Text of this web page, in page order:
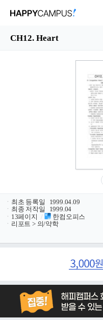
CH12. Heart
ㆍ 최초 등록일
1999.04.09
ㆍ 최종 저작일
1999.04
ㆍ 13페이지 /
한컴오피스
ㆍ 리포트 > 의/약학